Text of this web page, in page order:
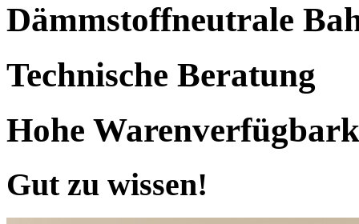
Dämmstoffneutrale
Technische Beratung
Hohe
Gut zu wissen!